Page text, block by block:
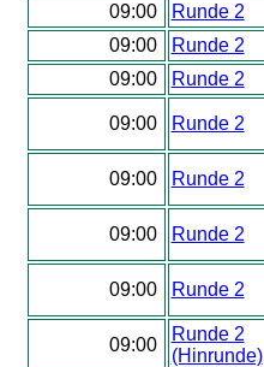
09:00
Runde 2
09:00
Runde 2
09:00
Runde 2
09:00 Runde 2
09:00 Runde 2
09:00 Runde 2
09:00 Runde 2
09:00
Runde 2
(Hinrunde)